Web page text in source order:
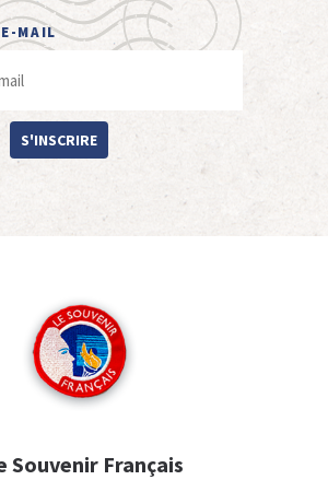
MAIL
S'INSCRIRE
Souvenir Français